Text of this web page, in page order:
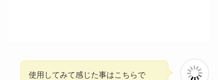
使用してみて感じた事はこちらで